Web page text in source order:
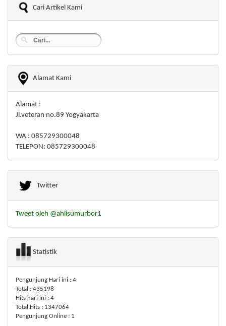
Cari Artikel Kami
Alamat Kami
Alamat :
Jl.veteran no.89 Yogyakarta
WA : 085729300048
TELEPON: 085729300048
Twitter
Tweet oleh @ahlisumurbor1
Statistik
Pengunjung Hari ini : 4
Total : 435198
Hits hari ini : 4
Total Hits : 1347064
Pengunjung Online : 1